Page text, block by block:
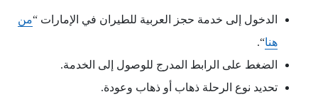
الدخول إلى خدمة حجز العربية للطيران في الإمارات “من
هنا“.
الضغط على الرابط المدرج للوصول إلى الخدمة.
تحديد نوع الرحلة ذهاب أو ذهاب وعودة.